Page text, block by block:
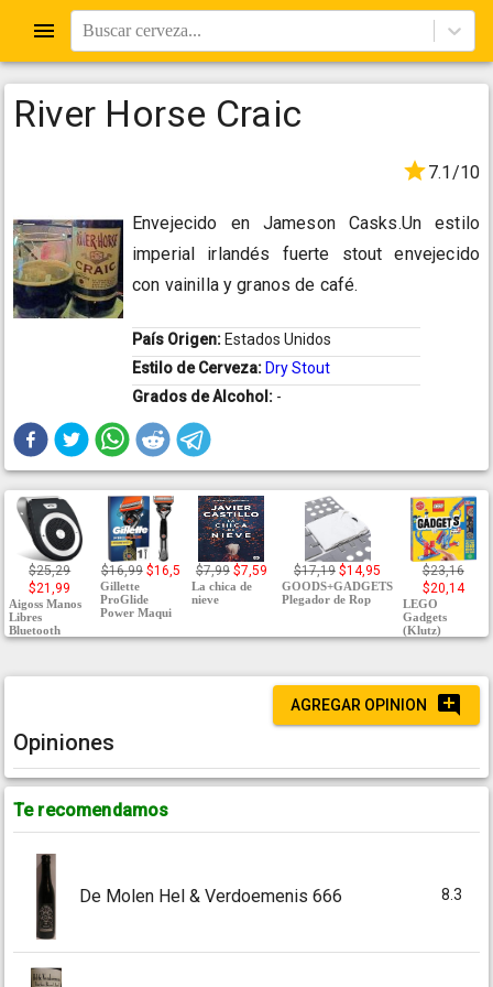
Buscar cerveza...
River Horse Craic
7.1/10
Envejecido en Jameson Casks.Un estilo
imperial irlandés fuerte stout envejecido
con vainilla y granos de café.
País Origen: Estados Unidos
Estilo de Cerveza: Dry Stout
Grados de Alcohol: -
$25,29
$21,99
Aigoss Manos
Libres
Bluetooth
$16,99 $16,5
Gillette
ProGlide
Power Maqui
$7,99 $7,59
La chica de
nieve
$17,19 $14,95
GOODS+GADGETS
Plegador de Rop
$23,16
$20,14
LEGO
Gadgets
(Klutz)
AGREGAR OPINION
Opiniones
Te recomendamos
De Molen Hel & Verdoemenis 666 8.3